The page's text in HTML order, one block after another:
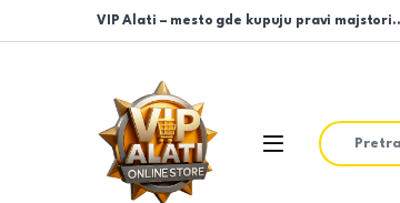
Skip to navigation
Skip to content
VIP Alati – mesto gde kupuju pravi
Open
Search for: